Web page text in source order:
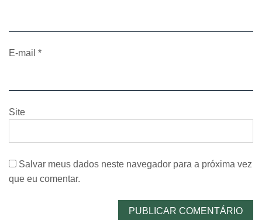
E-mail *
Site
Salvar meus dados neste navegador para a próxima vez
que eu comentar.